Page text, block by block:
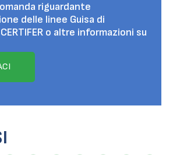
riguardante
delle linee Guisa di
o altre informazioni su